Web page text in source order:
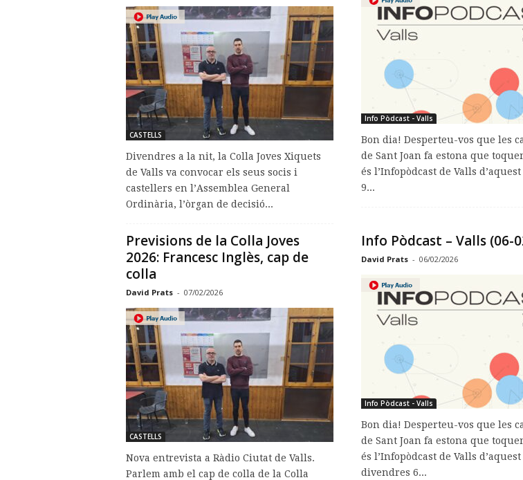
CASTELLS
Divendres a la nit, la Colla Joves Xiquets
de Valls va convocar els seus socis i
castellers en l’Assemblea General
Ordinària, l’òrgan de decisió...
Info Pòdcast - Valls
Bon dia! Desperteu-vos que les
de Sant Joan fa estona que
és l’Infopòdcast de Valls
9...
Previsions de la Colla Joves
2026: Francesc Inglès, cap de
colla
David Prats - 07/02/2026
CASTELLS
Nova entrevista a Ràdio Ciutat de Valls.
Parlem amb el cap de colla de la Colla
Info Pòdcast – Valls (06-
David Prats - 06/02/2026
Info Pòdcast - Valls
Bon dia! Desperteu-vos que les
de Sant Joan fa estona que
és l’Infopòdcast de Valls d’aquest
divendres 6...